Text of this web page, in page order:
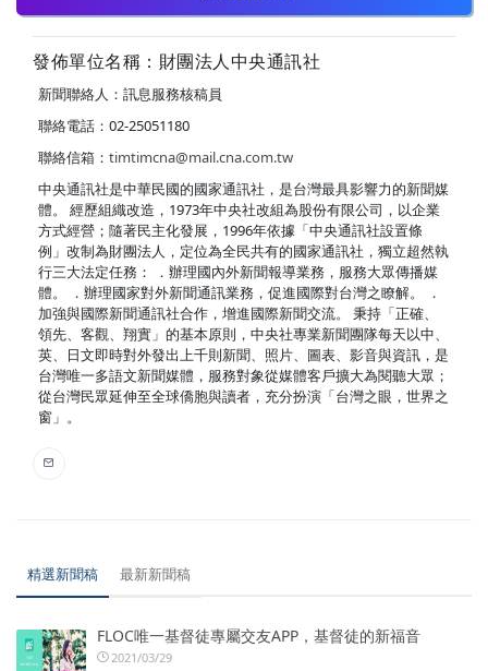
發佈單位名稱：財團法人中央通訊社
新聞聯絡人：訊息服務核稿員
聯絡電話：02-25051180
聯絡信箱： timtimcna@mail.cna.com.tw
中央通訊社是中華民國的國家通訊社，是台灣最具影響力的新聞媒
體。 經歷組織改造，1973年中央社改組為股份有限公司，以企業
方式經營；隨著民主化發展，1996年依據「中央通訊社設置條
例」改制為財團法人，定位為全民共有的國家通訊社，獨立超然執
行三大法定任務： ．辦理國內外新聞報導業務，服務大眾傳播媒
體。 ．辦理國家對外新聞通訊業務，促進國際對台灣之瞭解。 ．
加強與國際新聞通訊社合作，增進國際新聞交流。 秉持「正確、
領先、客觀、翔實」的基本原則，中央社專業新聞團隊每天以中、
英、日文即時對外發出上千則新聞、照片、圖表、影音與資訊，是
台灣唯一多語文新聞媒體，服務對象從媒體客戶擴大為閱聽大眾；
從台灣民眾延伸至全球僑胞與讀者，充分扮演「台灣之眼，世界之
窗」。
精選新聞稿 最新新聞稿
FLOC唯一基督徒專屬交友APP，基督徒的新福音
2021/03/29